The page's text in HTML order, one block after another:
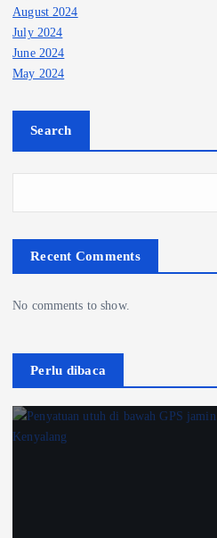
August 2024
July 2024
June 2024
May 2024
Search
Recent Comments
No comments to show.
Perlu dibaca